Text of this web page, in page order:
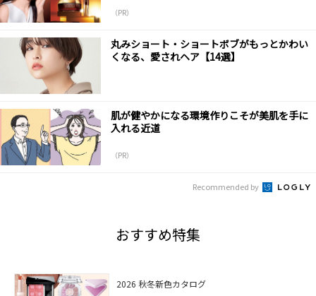
（PR）
丸みショート・ショートボブがもっとかわい
くなる、愛されヘア【14選】
肌が健やかになる環境作りこそが美肌を手に
入れる近道
（PR）
Recommended by
おすすめ特集
2026 秋冬新色カタログ